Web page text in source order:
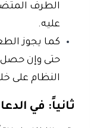
الطرف
عليه.
كما يجوز
حتى وإن حصل
النظام على
ثانياً: في